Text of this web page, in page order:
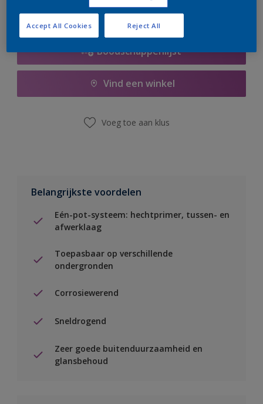
Boodschappenlijst
Vind een winkel
Voeg toe aan klus
Belangrijkste voordelen
Eén-pot-systeem: hechtprimer, tussen- en
afwerklaag
Toepasbaar op verschillende
ondergronden
Corrosiewerend
Sneldrogend
Zeer goede buitenduurzaamheid en
glansbehoud
Reject All
Accept All Cookies